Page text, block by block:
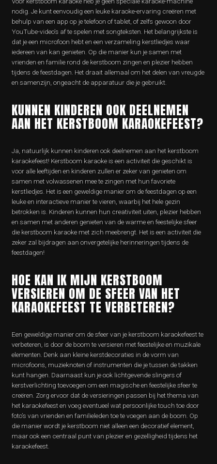
nodig. Je kunt eenvoudig een leuke karaoke-ervaring creëren met
behulp van een app op je telefoon of tablet, of zelfs gewoon door
YouTube-video’s af te spelen met songteksten. Het belangrijkste is
dat je een microfoon hebt en een verzameling kerstliedjes waar
iedereen van kan genieten. Op die manier kun je samen met
vrienden en familie rond de kerstboom zingen en plezier hebben
tijdens de feestdagen. Het draait allemaal om het delen van vreugde
en samenzijn, ongeacht de apparatuur die je gebruikt.
KUNNEN KINDEREN OOK DEELNEMEN
AAN HET KERSTBOOM KARAOKEFEEST?
Ja, natuurlijk kunnen kinderen ook deelnemen aan het kerstboom
karaokefeest! Kerstboom karaoke is een activiteit die geschikt is
voor alle leeftijden en kinderen zullen er zeker van genieten om
samen met volwassenen mee te zingen met hun favoriete
kerstliedjes. Het is een geweldige manier om de feestdagen op een
leuke en interactieve manier te vieren, waarbij het hele gezin
betrokken is. Kinderen kunnen hun creativiteit uiten, plezier hebben
en samen met anderen genieten van de warme en feestelijke sfeer
die kerstboom karaoke met zich meebrengt. Het is een activiteit die
zeker zal bijdragen aan onvergetelijke herinneringen tijdens de
feestdagen!
HOE KAN IK MIJN KERSTBOOM
VERSIEREN OM DE SFEER VAN HET
KARAOKEFEEST TE VERBETEREN?
Een geweldige manier om de sfeer van je kerstboom karaokefeest te
verbeteren, is door de boom te versieren met feestelijke en muzikale
elementen. Denk aan kleine kerstdecoraties in de vorm van
microfoons, muzieknoten of instrumenten die je tussen de takken
kunt hangen. Daarnaast kun je ook lichtgevende slingers of
kerstverlichting toevoegen om een ​​magische en feestelijke sfeer te
creëren. Zorg ervoor dat de versieringen passen bij het thema van
het karaokefeest en voeg eventueel wat persoonlijke touch toe door
foto’s van vrienden en familieleden toe te voegen aan de boom. Op
die manier wordt je kerstboom niet alleen een decoratief element,
maar ook een centraal punt van plezier en gezelligheid tijdens het
karaokefeest.